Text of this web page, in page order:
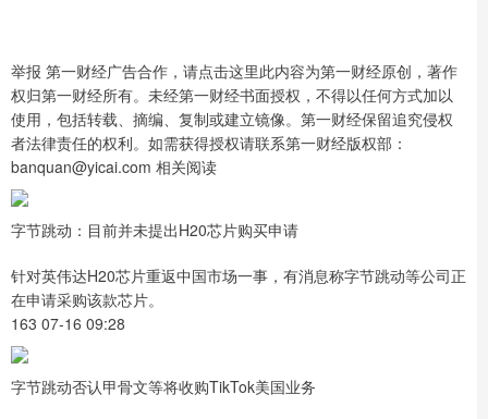
举报 第一财经广告合作，请点击这里此内容为第一财经原创，著作
权归第一财经所有。未经第一财经书面授权，不得以任何方式加以
使用，包括转载、摘编、复制或建立镜像。第一财经保留追究侵权
者法律责任的权利。如需获得授权请联系第一财经版权部：
banquan@yicai.com 相关阅读
字节跳动：目前并未提出H20芯片购买申请
针对英伟达H20芯片重返中国市场一事，有消息称字节跳动等公司正
在申请采购该款芯片。
163 07-16 09:28
字节跳动否认甲骨文等将收购TikTok美国业务